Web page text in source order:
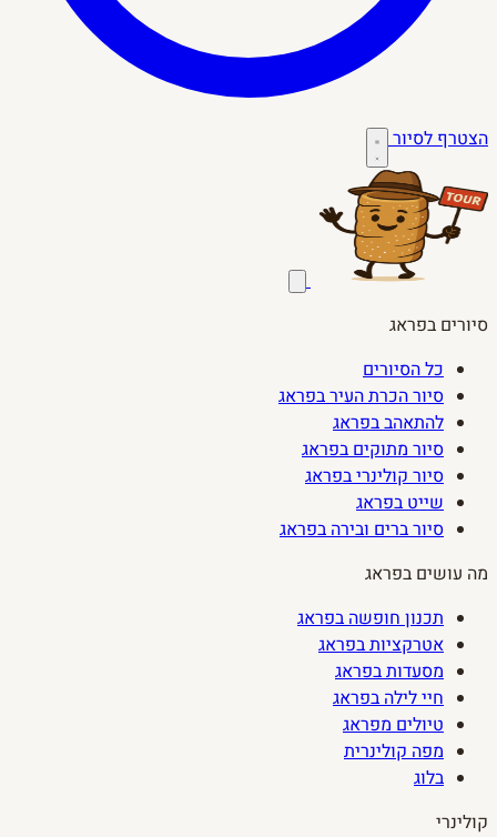
הצטרף לסיור
סיורים בפראג
כל הסיורים
סיור הכרת העיר בפראג
להתאהב בפראג
סיור מתוקים בפראג
סיור קולינרי בפראג
שייט בפראג
סיור ברים ובירה בפראג
מה עושים בפראג
תכנון חופשה בפראג
אטרקציות בפראג
מסעדות בפראג
חיי לילה בפראג
טיולים מפראג
מפה קולינרית
בלוג
קולינרי